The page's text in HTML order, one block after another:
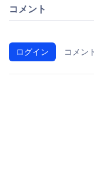
コメント
ログイン コメン